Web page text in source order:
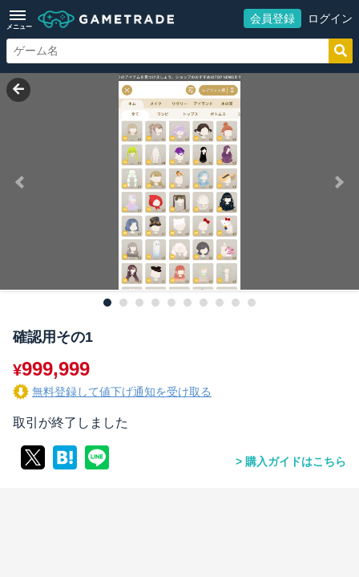
メニュー
会員登録 ログイン
確認用その1
¥999,999
無料登録して値下げ通知を受け取る
取引が終了しました
購入ガイドはこちら